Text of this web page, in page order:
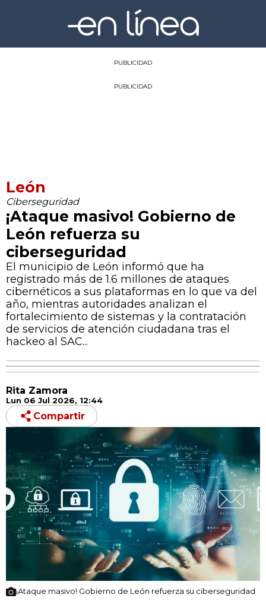
PUBLICIDAD
PUBLICIDAD
León
Ciberseguridad
¡Ataque masivo! Gobierno de
León refuerza su
ciberseguridad
El municipio de León informó que ha
registrado más de 1.6 millones de ataques
cibernéticos a sus plataformas en lo que va del
año, mientras autoridades analizan el
fortalecimiento de sistemas y la contratación
de servicios de atención ciudadana tras el
hackeo al SAC...
Rita Zamora
Lun 06 Jul 2026, 12:44
Compartir
¡Ataque masivo! Gobierno de León refuerza su ciberseguridad